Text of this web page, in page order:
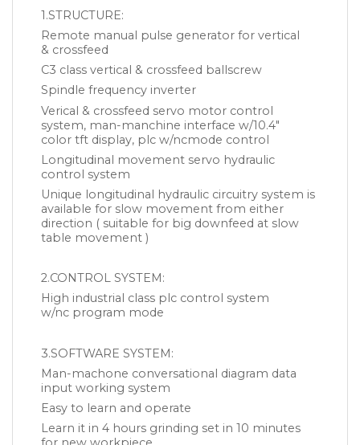
1.STRUCTURE:
Remote manual pulse generator for vertical
& crossfeed
C3 class vertical & crossfeed ballscrew
Spindle frequency inverter
Verical & crossfeed servo motor control
system, man-manchine interface w/10.4″
color tft display, plc w/ncmode control
Longitudinal movement servo hydraulic
control system
Unique longitudinal hydraulic circuitry system is
available for slow movement from either
direction ( suitable for big downfeed at slow
table movement )
2.CONTROL SYSTEM:
High industrial class plc control system
w/nc program mode
3.SOFTWARE SYSTEM:
Man-machone conversational diagram data
input working system
Easy to learn and operate
Learn it in 4 hours grinding set in 10 minutes